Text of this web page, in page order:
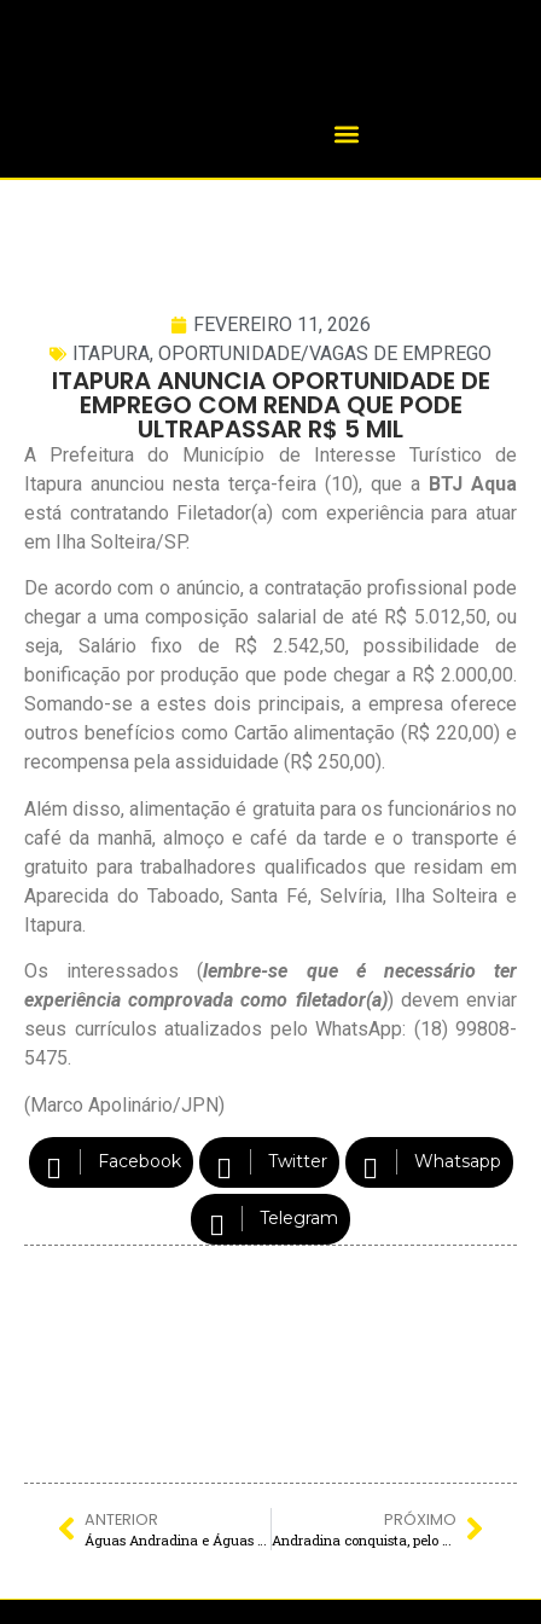
FEVEREIRO 11, 2026
ITAPURA, OPORTUNIDADE/VAGAS DE EMPREGO
ITAPURA ANUNCIA OPORTUNIDADE DE
EMPREGO COM RENDA QUE PODE
ULTRAPASSAR R$ 5 MIL
A Prefeitura do Município de Interesse Turístico de
Itapura anunciou nesta terça-feira (10), que a BTJ Aqua
está contratando Filetador(a) com experiência para atuar
em Ilha Solteira/SP.
De acordo com o anúncio, a contratação profissional pode
chegar a uma composição salarial de até R$ 5.012,50, ou
seja, Salário fixo de R$ 2.542,50, possibilidade de
bonificação por produção que pode chegar a R$ 2.000,00.
Somando-se a estes dois principais, a empresa oferece
outros benefícios como Cartão alimentação (R$ 220,00) e
recompensa pela assiduidade (R$ 250,00).
Além disso, alimentação é gratuita para os funcionários no
café da manhã, almoço e café da tarde e o transporte é
gratuito para trabalhadores qualificados que residam em
Aparecida do Taboado, Santa Fé, Selvíria, Ilha Solteira e
Itapura.
Os interessados (lembre-se que é necessário ter
experiência comprovada como filetador(a)) devem enviar
seus currículos atualizados pelo WhatsApp: (18) 99808-
5475.
(Marco Apolinário/JPN)
Facebook Twitter Whatsapp
Telegram
ANTERIOR PRÓXIMO